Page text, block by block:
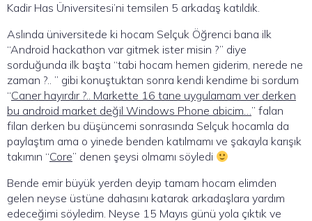
Kadir Has Üniversitesi’ni temsilen 5 arkadaş katıldık.
Aslında üniversitede ki hocam Selçuk Öğrenci bana ilk
“Android hackathon var gitmek ister misin ?” diye
sorduğunda ilk başta “tabi hocam hemen giderim, nerede ne
zaman ?.. ” gibi konuştuktan sonra kendi kendime bi sordum
“Caner hayırdır ?.. Markette 16 tane uygulamam ver derken
bu android market değil Windows Phone abicim…” falan
filan derken bu düşüncemi sonrasında Selçuk hocamla da
paylaştım ama o yinede benden katılmamı ve şakayla karışık
takımın “Core” denen şeysi olmamı söyledi
Bende emir büyük yerden deyip tamam hocam elimden
gelen neyse üstüne dahasını katarak arkadaşlara yardım
edeceğimi söyledim. Neyse 15 Mayıs günü yola çıktık ve